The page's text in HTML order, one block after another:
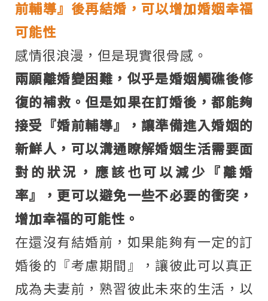
前輔導』後再結婚，可以增加婚姻幸福
可能性
感情很浪漫，但是現實很骨感。
兩願離婚變困難，似乎是婚姻觸礁後修
復的補救。但是如果在訂婚後，都能夠
接受『婚前輔導』，讓準備進入婚姻的
新鮮人，可以溝通瞭解婚姻生活需要面
對的狀況，應該也可以減少『離婚
率』，更可以避免一些不必要的衝突，
增加幸福的可能性。
在還沒有結婚前，如果能夠有一定的訂
婚後的『考慮期間』，讓彼此可以真正
成為夫妻前，熟習彼此未來的生活，以